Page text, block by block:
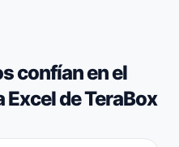
confían en el
Excel de TeraBox